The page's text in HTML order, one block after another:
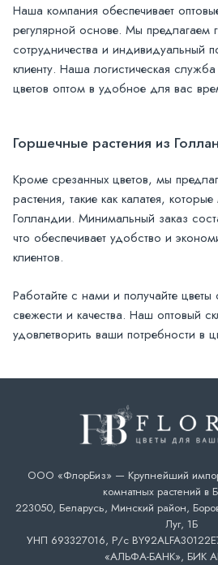
Наша компания обеспечивает
регулярной основе. Мы предлагаем
сотрудничества и индивидуальный
клиенту. Наша логистическая
цветов оптом в удобное для вас
Горшечные растения из
Кроме срезанных цветов, мы
растения, такие как калатея,
Голландии. Минимальный заказ
что обеспечивает удобство и
клиентов.
Работайте с нами и получайте цветы
свежести и качества. Наш оптовый
удовлетворить ваши потребности в
ООО «ФлорБиз» — Крупнейший
комнатных растений в
223050, Беларусь, Минский район,
Луг, 1Б
УНП 693327016, Р/с
«АЛЬФА-БАНК», БИК